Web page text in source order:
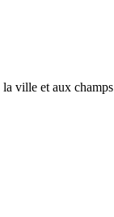
la ville et aux champs